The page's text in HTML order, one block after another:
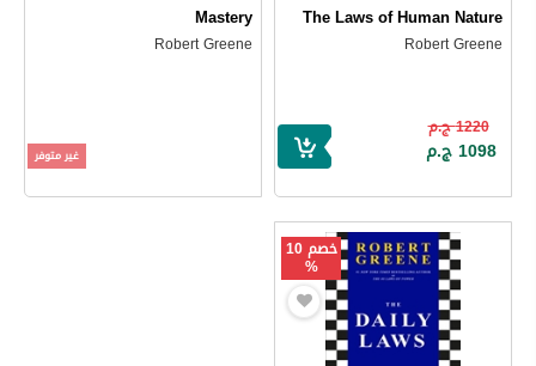
The Laws of Human Nature
Robert Greene
1220 ج.م
1098 ج.م
Mastery
Robert Greene
غير متوفر
خصم 10
%